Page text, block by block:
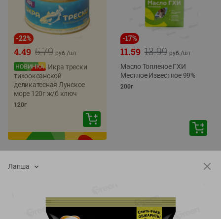
-22%
5.79
4.49 руб./шт
Икра трески
тихоокеанской
деликатесная Лунское
море 120г ж/б ключ
120г
-17%
13.99
11.59 руб./шт
Масло Топленое ГХИ
Местное Известное 99%
200г
Лапша